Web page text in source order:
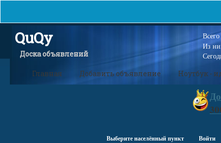
QuQy
Доска объявлений
Всего
Из
Главная
Добавить объявление Ноутбук -
Выберите населённый пункт Войти